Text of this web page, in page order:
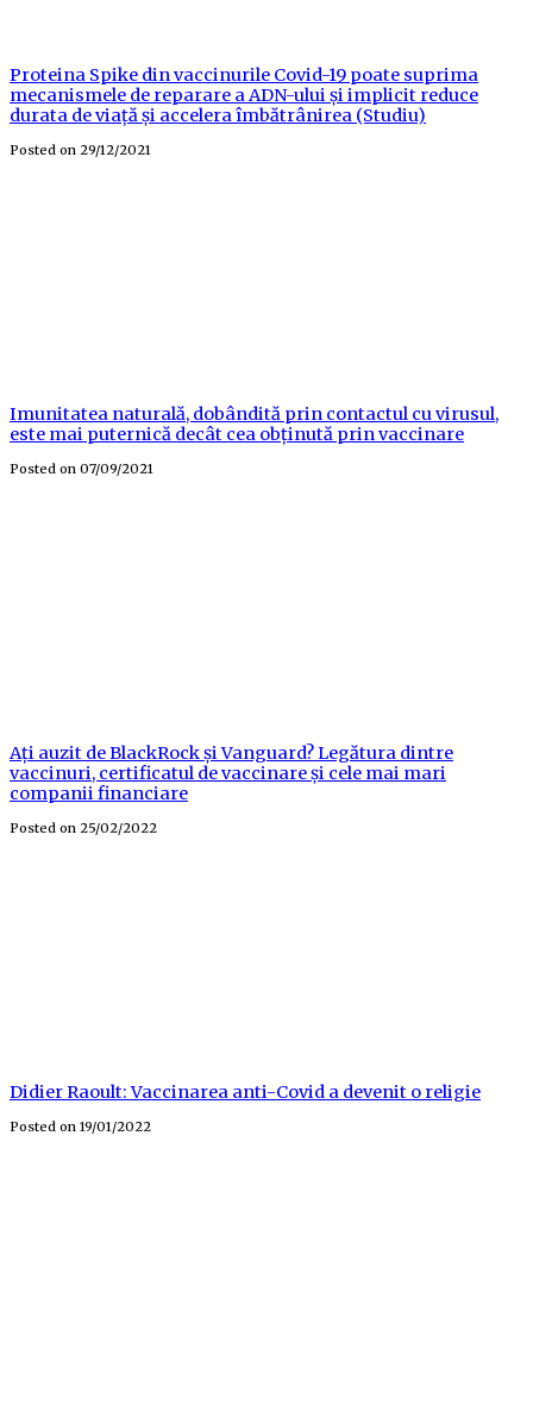
Proteina Spike din vaccinurile Covid-19 poate suprima
mecanismele de reparare a ADN-ului și implicit reduce
durata de viață și accelera îmbătrânirea (Studiu)
Posted on 29/12/2021
Imunitatea naturală, dobândită prin contactul cu virusul,
este mai puternică decât cea obținută prin vaccinare
Posted on 07/09/2021
Ați auzit de BlackRock și Vanguard? Legătura dintre
vaccinuri, certificatul de vaccinare și cele mai mari
companii financiare
Posted on 25/02/2022
Didier Raoult: Vaccinarea anti-Covid a devenit o religie
Posted on 19/01/2022